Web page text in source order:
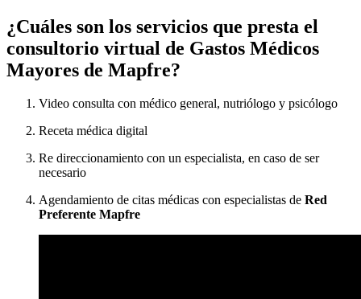
¿Cuáles son los servicios que presta el
consultorio virtual de Gastos Médicos
Mayores de Mapfre?
Video consulta con médico general, nutriólogo y psicólogo
Receta médica digital
Re direccionamiento con un especialista, en caso de ser
necesario
Agendamiento de citas médicas con especialistas de Red
Preferente Mapfre